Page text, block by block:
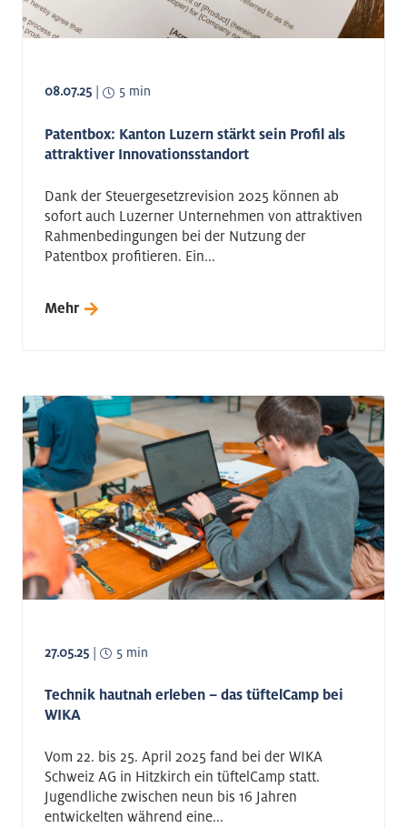
08.07.25 | 5 min
Patentbox: Kanton Luzern stärkt sein Profil als
attraktiver Innovationsstandort
Dank der Steuergesetzrevision 2025 können ab
sofort auch Luzerner Unternehmen von attraktiven
Rahmenbedingungen bei der Nutzung der
Patentbox profitieren. Ein...
Mehr
27.05.25 | 5 min
Technik hautnah erleben – das tüftelCamp bei
WIKA
Vom 22. bis 25. April 2025 fand bei der WIKA
Schweiz AG in Hitzkirch ein tüftelCamp statt.
Jugendliche zwischen neun bis 16 Jahren
entwickelten während eine...